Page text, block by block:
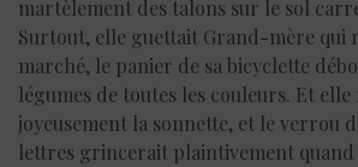
martèlement des talons sur le sol
Surtout, elle guettait Grand-mère qui
marché, le panier de sa bicyclette
légumes de toutes les couleurs. Et
joyeusement la sonnette, et le verrou
lettres grincerait plaintivement